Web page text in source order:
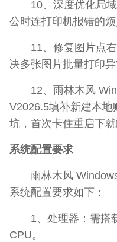
10、深度优化局域
公时连打印机报错的烦
11、修复图片点右
决多张图片批量打印异
12、雨林木风
V2026.5填补新建本
坑，首次卡住重启下就
系统配置要求
雨林木风
系统配置要求如下：
1、处理器：需搭
CPU。